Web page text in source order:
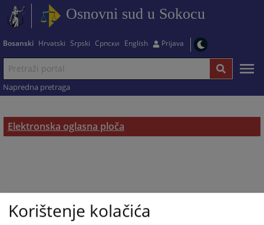
Osnovni sud u Sokocu
Bosanski Hrvatski Srpski Српски English Prijava
Napredna pretraga
Elektronska oglasna ploča
Korištenje kolačića